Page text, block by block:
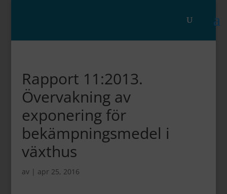
Rapport 11:2013.
Övervakning av
exponering för
bekämpningsmedel i
växthus
av | apr 25, 2016